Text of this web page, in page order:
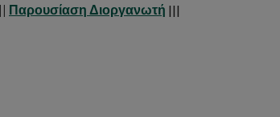
Παρουσίαση Διοργανωτή |||